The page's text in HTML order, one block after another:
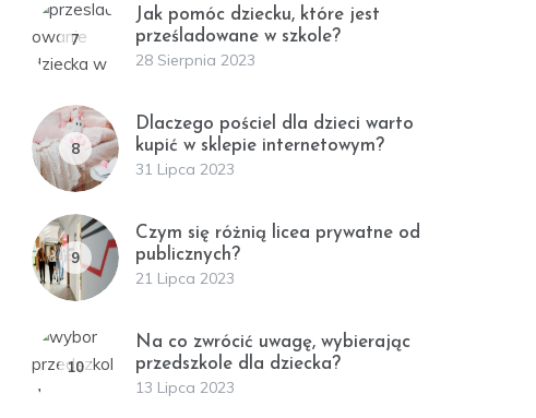
7
Jak pomóc dziecku, które jest
prześladowane w szkole?
28 Sierpnia 2023
8
Dlaczego pościel dla dzieci warto
kupić w sklepie internetowym?
31 Lipca 2023
9
Czym się różnią licea prywatne od
publicznych?
21 Lipca 2023
10
Na co zwrócić uwagę, wybierając
przedszkole dla dziecka?
13 Lipca 2023